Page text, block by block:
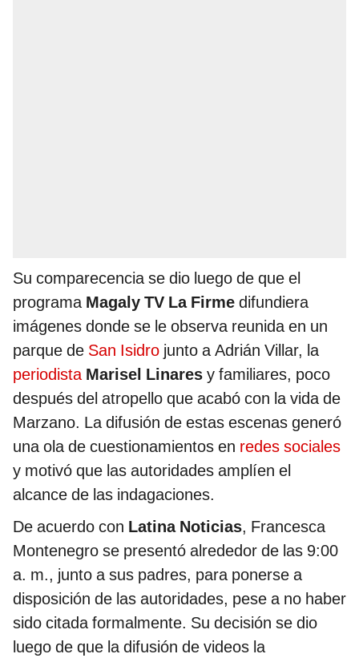
Su comparecencia se dio luego de que el
programa Magaly TV La Firme difundiera
imágenes donde se le observa reunida en un
parque de San Isidro junto a Adrián Villar, la
periodista Marisel Linares y familiares, poco
después del atropello que acabó con la vida de
Marzano. La difusión de estas escenas generó
una ola de cuestionamientos en redes sociales
y motivó que las autoridades amplíen el
alcance de las indagaciones.
De acuerdo con Latina Noticias, Francesca
Montenegro se presentó alrededor de las 9:00
a. m., junto a sus padres, para ponerse a
disposición de las autoridades, pese a no haber
sido citada formalmente. Su decisión se dio
luego de que la difusión de videos la